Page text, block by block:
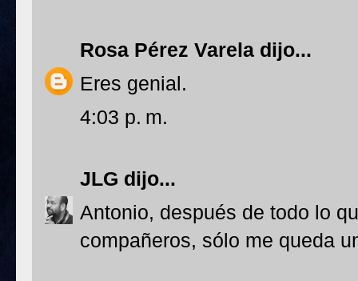
Rosa Pérez Varela dijo...
Eres genial.
4:03 p. m.
JLG dijo...
Antonio, después de todo lo
compañeros, sólo me queda